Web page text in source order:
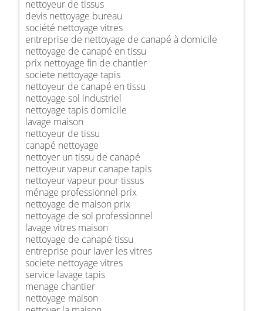
nettoyeur de tissus
devis nettoyage bureau
société nettoyage vitres
entreprise de nettoyage de canapé à domicile
nettoyage de canapé en tissu
prix nettoyage fin de chantier
societe nettoyage tapis
nettoyeur de canapé en tissu
nettoyage sol industriel
nettoyage tapis domicile
lavage maison
nettoyeur de tissu
canapé nettoyage
nettoyer un tissu de canapé
nettoyeur vapeur canape tapis
nettoyeur vapeur pour tissus
ménage professionnel prix
nettoyage de maison prix
nettoyage de sol professionnel
lavage vitres maison
nettoyage de canapé tissu
entreprise pour laver les vitres
societe nettoyage vitres
service lavage tapis
menage chantier
nettoyage maison